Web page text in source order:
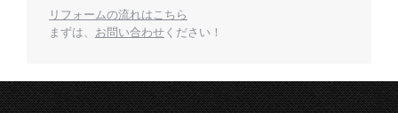
リフォームの流れはこちら
まずは、 お問い合わせ ください！